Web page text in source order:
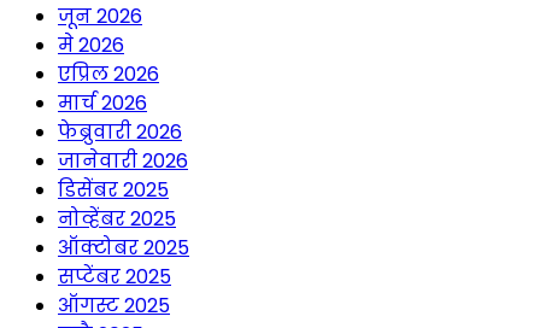
जून 2026
मे 2026
एप्रिल 2026
मार्च 2026
फेब्रुवारी 2026
जानेवारी 2026
डिसेंबर 2025
नोव्हेंबर 2025
ऑक्टोबर 2025
सप्टेंबर 2025
ऑगस्ट 2025